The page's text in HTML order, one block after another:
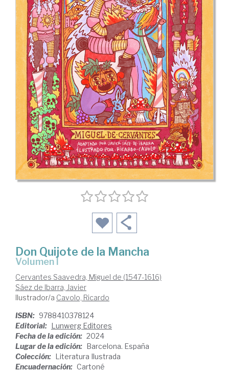
Don Quijote de la Mancha
Volumen I
Cervantes Saavedra, Miguel de (1547-1616)
Sáez de Ibarra, Javier
Ilustrador/a Cavolo, Ricardo
ISBN: 9788410378124
Editorial: Lunwerg Editores
Fecha de la edición: 2024
Lugar de la edición: Barcelona. España
Colección: Literatura Ilustrada
Encuadernación: Cartoné